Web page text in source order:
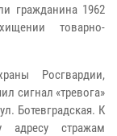
гражданина 1962
товарно-
Росгвардии,
сигнал «тревога»
Ботевградская. К
адресу стражам